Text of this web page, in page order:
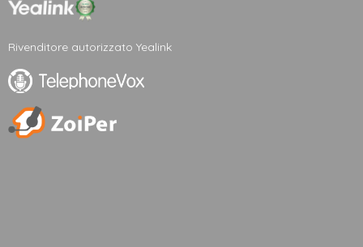
Rivenditore autorizzato Yealink